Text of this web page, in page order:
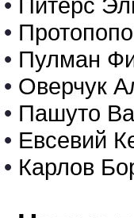
•
• Пулман
• Оверчук
• Пашуто
• Евсевий
• Карлов